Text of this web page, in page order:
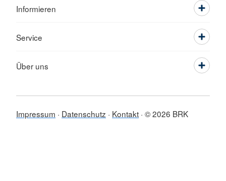
Informieren
Service
Über uns
Impressum Datenschutz Kontakt © 2026 BRK